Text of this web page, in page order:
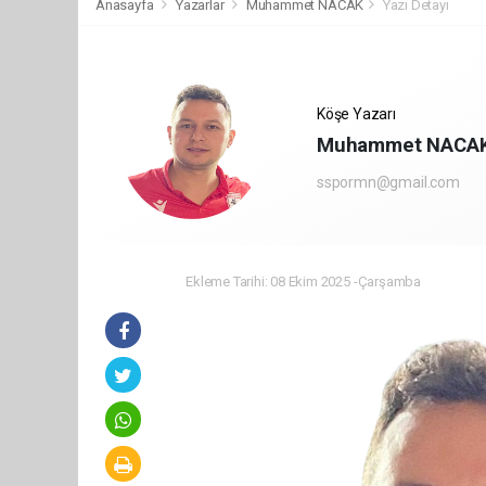
Anasayfa Yazarlar Muhammet NACAK Yazı Detayı
Köşe Yazarı
Muhammet
sspormn@gmail.com
Ekleme Tarihi: 08 Ekim 2025 -Çarşamba